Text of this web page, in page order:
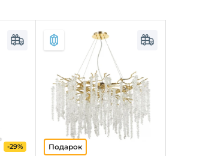
-29%